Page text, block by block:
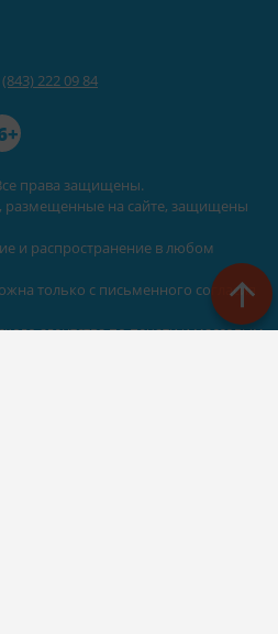
права защищены.
на сайте, защищены
и распространение в любом
только с письменного согласия
агентства по печати и массовым
(843) 222 09 84